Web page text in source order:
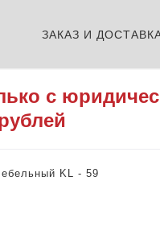
ЗАКАЗ И
с
KL - 59